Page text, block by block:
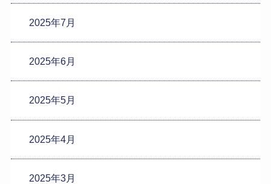
2025年7月
2025年6月
2025年5月
2025年4月
2025年3月